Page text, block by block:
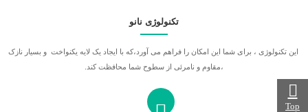
تکنولوژی نانو
این تکنولوژی ، برای شما این امکان را فراهم می آورد،که با ایجاد یک لایه یکنواخت و بسیار نازک
،مقاوم و نامرئی از سطوح شما محافظت کند.
Top